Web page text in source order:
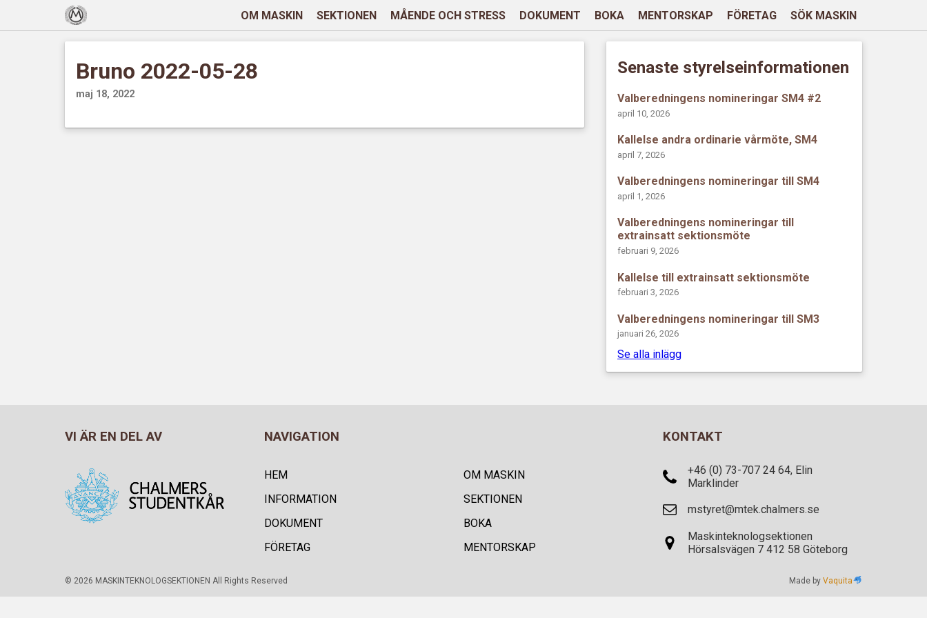
OM MASKIN SEKTIONEN MÅENDE OCH STRESS DOKUMENT BOKA MENTORSKAP FÖRETAG SÖK MASKIN
Bruno 2022-05-28
maj 18, 2022
Senaste styrelseinformationen
Valberedningens nomineringar SM4 #2
april 10, 2026
Kallelse andra ordinarie vårmöte, SM4
april 7, 2026
Valberedningens nomineringar till SM4
april 1, 2026
Valberedningens nomineringar till
extrainsatt sektionsmöte
februari 9, 2026
Kallelse till extrainsatt sektionsmöte
februari 3, 2026
Valberedningens nomineringar till SM3
januari 26, 2026
Se alla inlägg
VI ÄR EN DEL AV NAVIGATION
HEM
OM MASKIN
INFORMATION
SEKTIONEN
DOKUMENT
BOKA
FÖRETAG
MENTORSKAP
KONTAKT
+46 (0) 73-707 24 64, Elin
Marklinder
mstyret@mtek.chalmers.se
Maskinteknologsektionen
Hörsalsvägen 7 412 58 Göteborg
© 2026 MASKINTEKNOLOGSEKTIONEN All Rights Reserved Made byVaquita